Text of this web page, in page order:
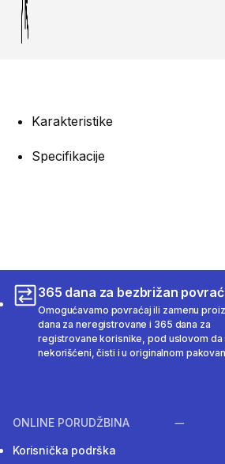
Karakteristike
Specifikacije
365 dana za bezbrižan
Omogućavamo povraćaj ili zamenu
dana za neregistrovane i 365 dana za
registrovane korisnike, pod uslovom da
nekorišćeni, čisti i u originalnom
ONLINE PORUDŽBINA
Korisnička podrška